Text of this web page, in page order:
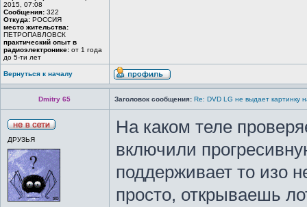
2015, 07:08
Сообщения: 322
Откуда: РОССИЯ
место жительства:
ПЕТРОПАВЛОВСК
практический опыт в
радиоэлектронике: от 1 года
до 5-ти лет
Вернуться к началу
Dmitry 65 Заголовок сообщения: Re: DVD LG не выдает картинку
ДРУЗЬЯ
На каком теле
включили
поддерживает то изо
просто, открываешь